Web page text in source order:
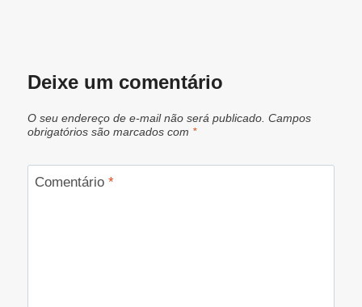
Deixe um comentário
O seu endereço de e-mail não será publicado. Campos
obrigatórios são marcados com *
Comentário *